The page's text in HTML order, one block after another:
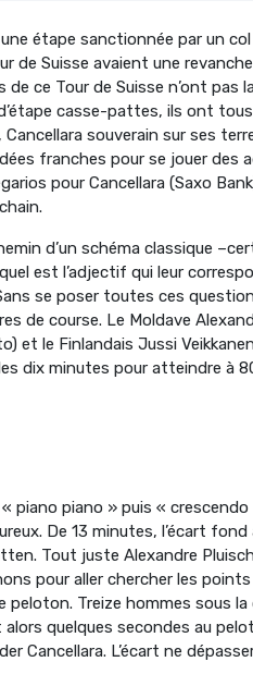
étape sanctionnée par un
de Suisse avaient une
ce Tour de Suisse n’ont pas
casse-pattes, ils ont
souverain sur ses
franches pour se jouer des
pour Cancellara (Saxo
d’un schéma classique
est l’adjectif qui leur
se poser toutes ces
de course. Le Moldave
et le Finlandais Jussi
dix minutes pour atteindre à
piano piano » puis «
De 13 minutes, l’écart
Tout juste Alexandre
pour aller chercher les points
peloton. Treize hommes sous
quelques secondes au
Cancellara. L’écart ne